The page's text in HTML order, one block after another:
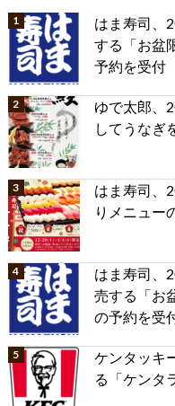
はま寿司、
する「お盆
予約を受付
ゆで太郎、
してうなぎ
はま寿司、
りメニュー
はま寿司、
売する「お
の予約を受
ケンタッキ
る「ケンタ